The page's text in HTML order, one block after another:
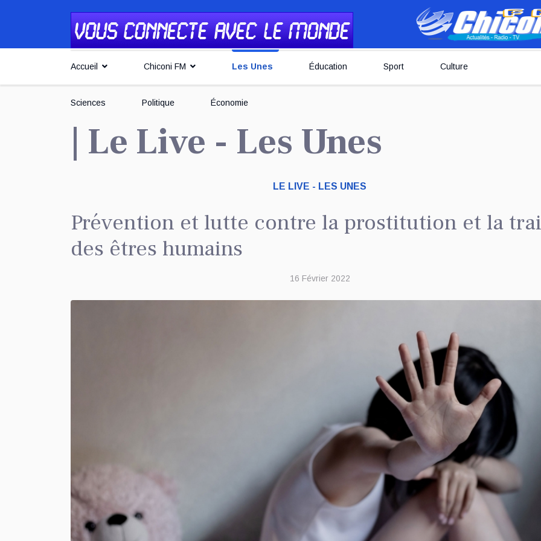
Accueil Chiconi FM Les Unes Éducation Sport Culture
Sciences Politique Économie
| Le Live - Les Unes
LE LIVE - LES UNES
Prévention et lutte contre la prostitution et la
des êtres humains
16 Février 2022